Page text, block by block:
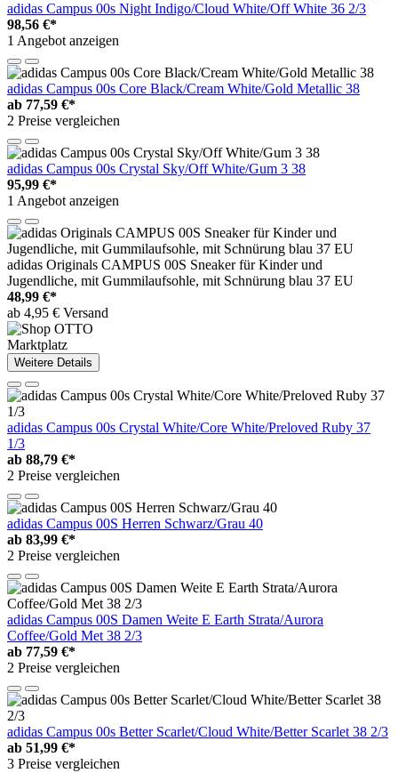
adidas Campus 00s Night Indigo/Cloud White/Off White 36 2/3
98,56 €*
1 Angebot anzeigen
adidas Campus 00s Core Black/Cream White/Gold Metallic 38
ab 77,59 €*
2 Preise vergleichen
adidas Campus 00s Crystal Sky/Off White/Gum 3 38
95,99 €*
1 Angebot anzeigen
adidas Originals CAMPUS 00S Sneaker für Kinder und
Jugendliche, mit Gummilaufsohle, mit Schnürung blau 37 EU
48,99 €*
ab 4,95 € Versand
Marktplatz
Weitere Details
adidas Campus 00s Crystal White/Core White/Preloved Ruby 37
1/3
ab 88,79 €*
2 Preise vergleichen
adidas Campus 00S Herren Schwarz/Grau 40
ab 83,99 €*
2 Preise vergleichen
adidas Campus 00S Damen Weite E Earth Strata/Aurora
Coffee/Gold Met 38 2/3
ab 77,59 €*
2 Preise vergleichen
adidas Campus 00s Better Scarlet/Cloud White/Better Scarlet 38 2/3
ab 51,99 €*
3 Preise vergleichen